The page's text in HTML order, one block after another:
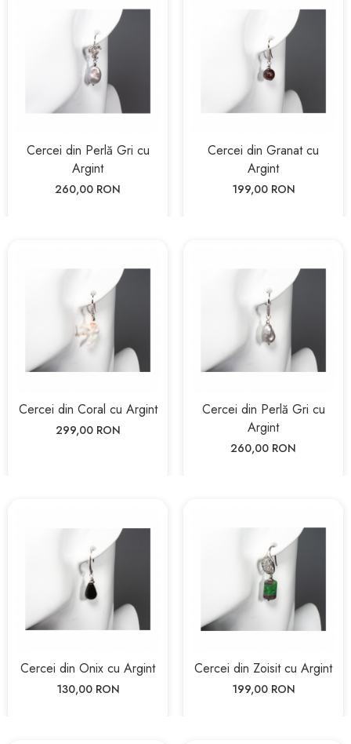
Cercei din Perlă Gri cu
Argint
260,00 RON
Cercei din Granat cu
Argint
199,00 RON
Cercei din Coral cu Argint
299,00 RON
Cercei din Perlă Gri cu
Argint
260,00 RON
Cercei din Onix cu Argint
130,00 RON
Cercei din Zoisit cu Argint
199,00 RON